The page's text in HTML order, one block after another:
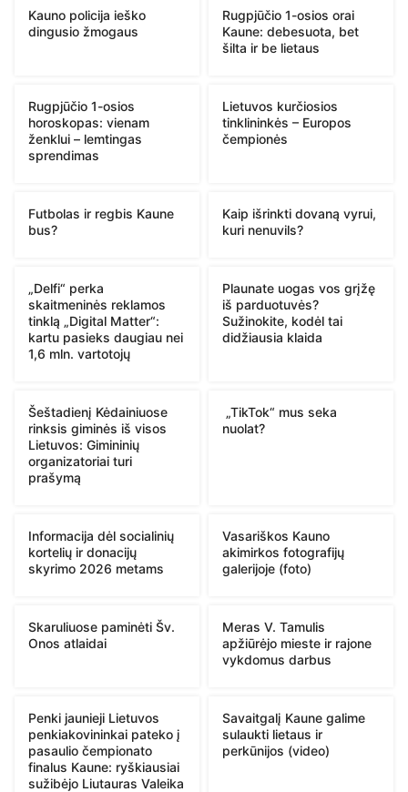
Kauno policija ieško
dingusio žmogaus
Rugpjūčio 1-osios orai
Kaune: debesuota, bet
šilta ir be lietaus
Rugpjūčio 1-osios
horoskopas: vienam
ženklui – lemtingas
sprendimas
Lietuvos kurčiosios
tinklininkės – Europos
čempionės
Futbolas ir regbis Kaune
bus?
Kaip išrinkti dovaną vyrui,
kuri nenuvils?
„Delfi“ perka
skaitmeninės reklamos
tinklą „Digital Matter“:
kartu pasieks daugiau nei
1,6 mln. vartotojų
Plaunate uogas vos grįžę
iš parduotuvės?
Sužinokite, kodėl tai
didžiausia klaida
Šeštadienį Kėdainiuose
rinksis giminės iš visos
Lietuvos: Gimininių
organizatoriai turi
prašymą
„TikTok“ mus seka
nuolat?
Informacija dėl socialinių
kortelių ir donacijų
skyrimo 2026 metams
Vasariškos Kauno
akimirkos fotografijų
galerijoje (foto)
Skaruliuose paminėti Šv.
Onos atlaidai
Meras V. Tamulis
apžiūrėjo mieste ir rajone
vykdomus darbus
Penki jaunieji Lietuvos
penkiakovininkai pateko į
pasaulio čempionato
finalus Kaune: ryškiausiai
sužibėjo Liutauras Valeika
Savaitgalį Kaune galime
sulaukti lietaus ir
perkūnijos (video)